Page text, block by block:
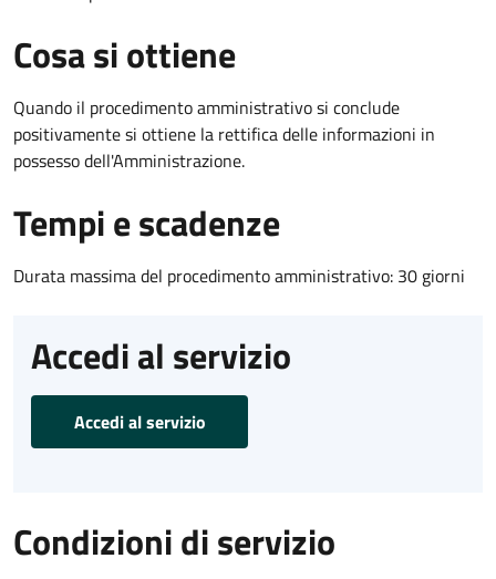
Cosa si ottiene
Quando il procedimento amministrativo si conclude
positivamente si ottiene la rettifica delle informazioni in
possesso dell'Amministrazione.
Tempi e scadenze
Durata massima del procedimento amministrativo: 30 giorni
Accedi al servizio
Accedi al servizio
Condizioni di servizio